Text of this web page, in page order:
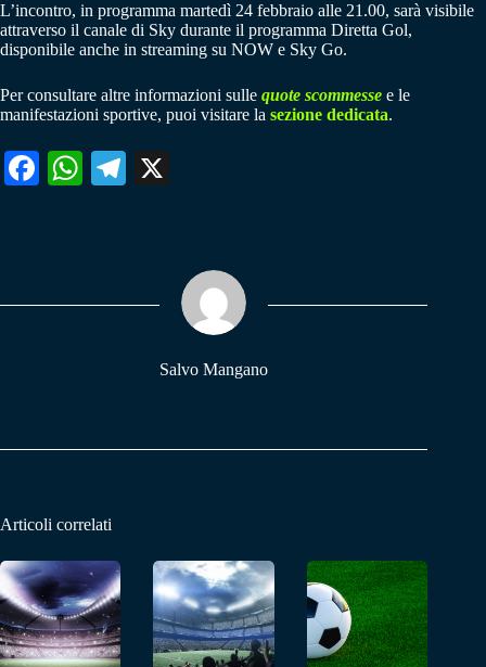
L’incontro, in programma martedì 24 febbraio alle 21.00, sarà visibile
attraverso il canale di Sky durante il programma Diretta Gol,
disponibile anche in streaming su NOW e Sky Go.
Per consultare altre informazioni sulle quote scommesse e le
manifestazioni sportive, puoi visitare la sezione dedicata.
Fa W
pp
Te
m
Salvo Mangano
Articoli correlati